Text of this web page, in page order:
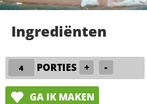
Ingrediënten
PORTIES + -
GA IK MAKEN